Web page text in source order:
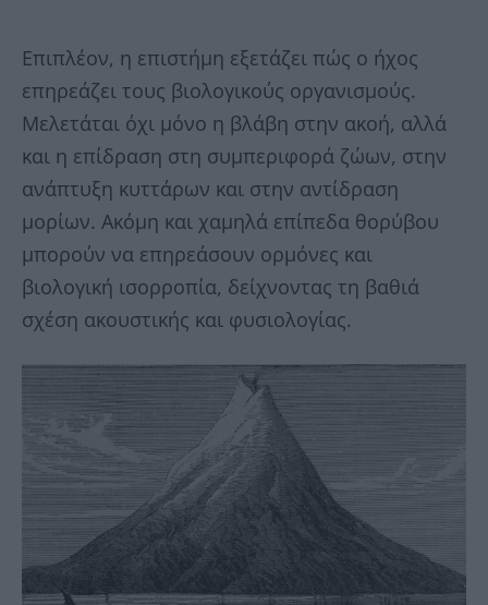
Επιπλέον, η επιστήμη εξετάζει πώς ο ήχος
επηρεάζει τους βιολογικούς οργανισμούς.
Μελετάται όχι μόνο η βλάβη στην ακοή, αλλά
και η επίδραση στη συμπεριφορά ζώων, στην
ανάπτυξη κυττάρων και στην αντίδραση
μορίων. Ακόμη και χαμηλά επίπεδα θορύβου
μπορούν να επηρεάσουν ορμόνες και
βιολογική ισορροπία, δείχνοντας τη βαθιά
σχέση ακουστικής και φυσιολογίας.